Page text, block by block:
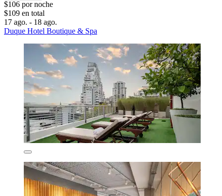
$106 por noche
$109 en total
17 ago. - 18 ago.
Duque Hotel Boutique & Spa